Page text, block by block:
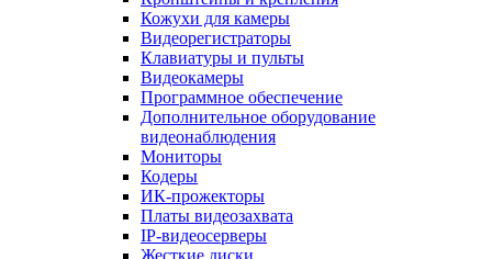
Кожухи для камеры
Видеорегистраторы
Клавиатуры и пульты
Видеокамеры
Программное обеспечение
Дополнительное оборудование
видеонаблюдения
Мониторы
Кодеры
ИК-прожекторы
Платы видеозахвата
IP-видеосерверы
Жесткие диски